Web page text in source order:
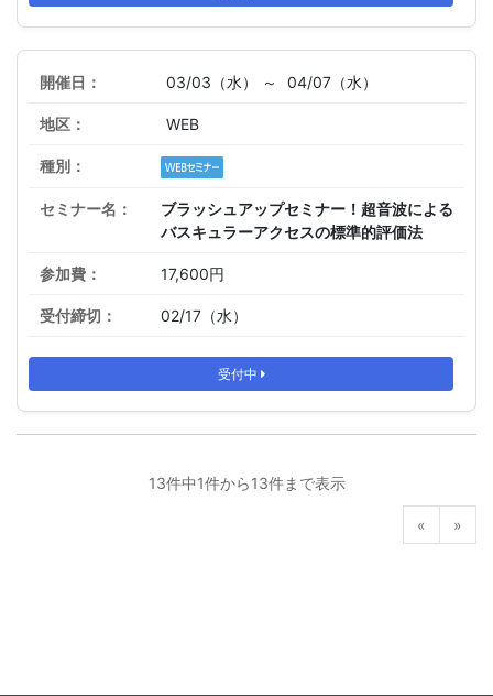
03/03（水） ～ 04/07（水）
WEB
ブラッシュアップセミナー！超音波による
バスキュラーアクセスの標準的評価法
17,600円
02/17（水）
受付中
13件中1件から13件まで表示
« 前へ»